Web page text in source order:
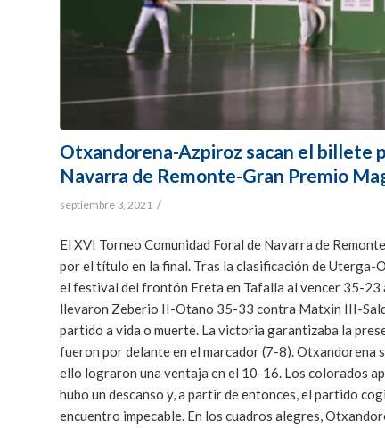
Otxandorena-Azpiroz sacan el billete
Navarra de Remonte-Gran Premio
septiembre 3, 2021 /
El XVI Torneo Comunidad Foral de Navarra de
por el título en la final. Tras la clasificación de Uterga-
el festival del frontón Ereta en Tafalla al vencer 35-
llevaron Zeberio II-Otano 35-33 contra Matxin III-
partido a vida o muerte. La victoria garantizaba la
fueron por delante en el marcador (7-8). Otxandorena
ello lograron una ventaja en el 10-16. Los colorados
hubo un descanso y, a partir de entonces, el partido
encuentro impecable. En los cuadros alegres,